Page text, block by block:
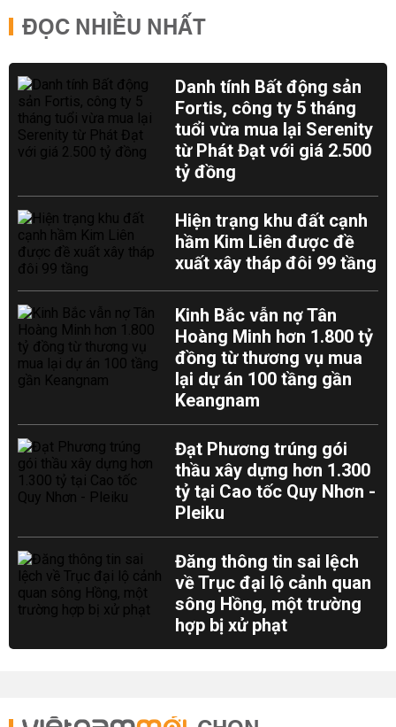
ĐỌC NHIỀU NHẤT
Danh tính Bất động sản
Fortis, công ty 5 tháng
tuổi vừa mua lại Serenity
từ Phát Đạt với giá 2.500
tỷ đồng
Hiện trạng khu đất cạnh
hầm Kim Liên được đề
xuất xây tháp đôi 99 tầng
Kinh Bắc vẫn nợ Tân
Hoàng Minh hơn 1.800 tỷ
đồng từ thương vụ mua
lại dự án 100 tầng gần
Keangnam
Đạt Phương trúng gói
thầu xây dựng hơn 1.300
tỷ tại Cao tốc Quy Nhơn -
Pleiku
Đăng thông tin sai lệch
về Trục đại lộ cảnh quan
sông Hồng, một trường
hợp bị xử phạt